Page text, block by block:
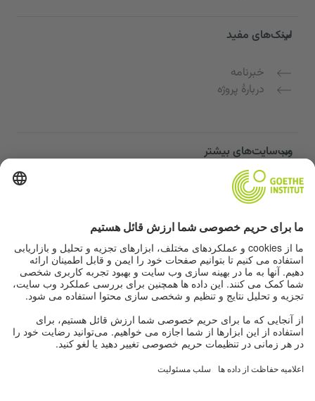
لینک‌های مفید
خبرنامه
دربارهٔ پروژه
وب‌سایت‌های بیشتر
Community “Deutsch für dich”
تمرین زبان آلمانی به صورت رایگان
دوره‌های زبان آلمانی مؤسسه گوته
پورتال معلمان "Deutschstunde"
حریم خصوصی و دسترسی‌پذیری
تنظیمات حریم خصوصی
دسترسی‌پذیری